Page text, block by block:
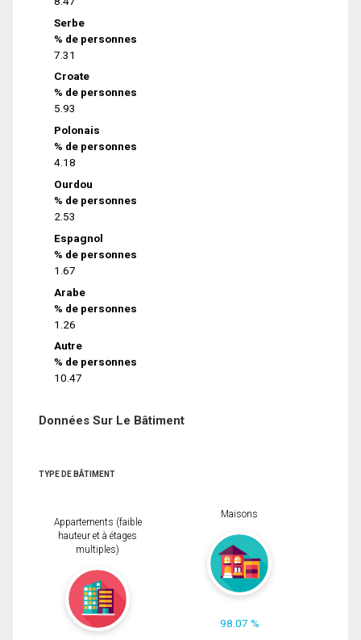
Serbe
% de personnes
7.31
Croate
% de personnes
5.93
Polonais
% de personnes
4.18
Ourdou
% de personnes
2.53
Espagnol
% de personnes
1.67
Arabe
% de personnes
1.26
Autre
% de personnes
10.47
Données Sur Le Bâtiment
TYPE DE BÂTIMENT
Appartements (faible
hauteur et à étages
multiples)
Maisons
98.07 %